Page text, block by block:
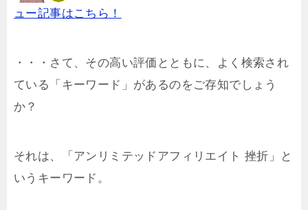
ュー記事はこちら！
・・・さて、その高い評価とともに、よく検索され
ている「キーワード」があるのをご存知でしょう
か？
それは、「アンリミテッドアフィリエイト 挫折」と
いうキーワード。